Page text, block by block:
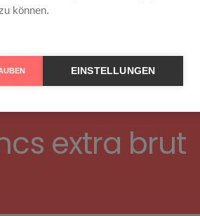
extra brut
können.
EINSTELLUNGEN